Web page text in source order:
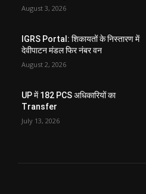
August 3, 2026
IGRS Portal: शिकायतों के निस्तारण में
देवीपाटन मंडल फिर नंबर वन
August 2, 2026
UP में 182 PCS अधिकारियों का
Transfer
July 13, 2026